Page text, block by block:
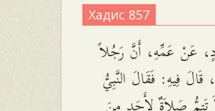
Хадис 857
عَنْ عَمِّهِ، أَنَّ رَجُلاً
فِيهِ: فَقَالَ النَّبِيُّ